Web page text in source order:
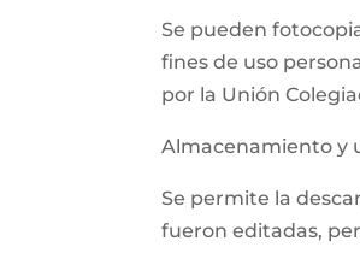
Se pueden
fines de uso
por la Unión
Almacenamiento y
Se permite la
fueron editadas,